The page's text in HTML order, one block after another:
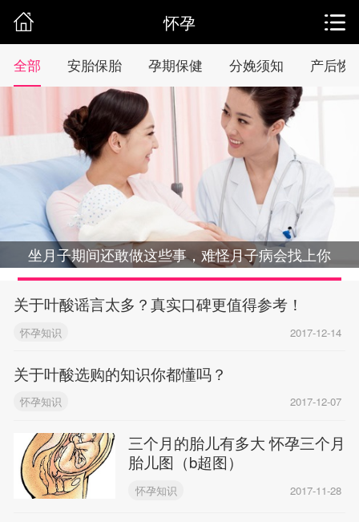
怀孕
全部 安胎保胎 孕期保健 分娩须知 产后恢
坐月子期间还敢做这些事，难怪月子病会找上你
关于叶酸谣言太多？真实口碑更值得参考！
怀孕知识 2017-12-14
关于叶酸选购的知识你都懂吗？
怀孕知识 2017-12-07
三个月的胎儿有多大 怀孕三个月
胎儿图（b超图）
怀孕知识 2017-11-28